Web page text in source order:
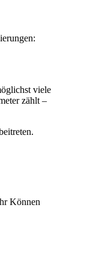
viele
zählt –
Können